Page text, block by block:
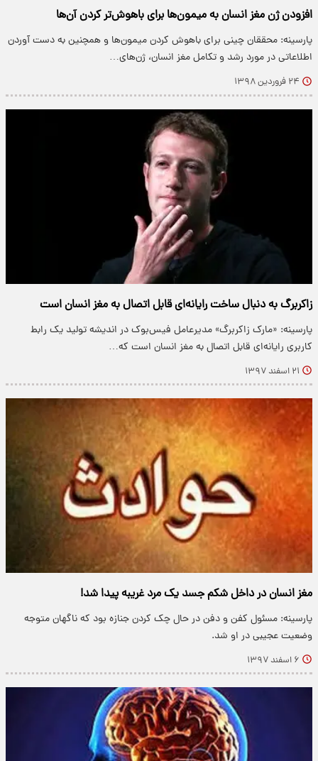
افزودن ژن مغز انسان به میمون‌ها برای باهوش‌تر کردن آن‌ها
پارسینه: محققان چینی برای باهوش کردن میمون‌ها و همچنین به دست آوردن
اطلاعاتی در مورد رشد و تکامل مغز انسان، ژن‌های…
۲۴ فروردین ۱۳۹۸
زاکربرگ به دنبال ساخت رایانه‌ای قابل اتصال به مغز انسان است
پارسینه: «مارک زاکربرگ» مدیرعامل فیس‌بوک در اندیشه تولید یک رابط
کاربری رایانه‌ای قابل اتصال به مغز انسان است که…
۲۱ اسفند ۱۳۹۷
مغز انسان در داخل شکم جسد یک مرد غریبه پیدا شد!
پارسینه: مسئول کفن و دفن در حال چک کردن جنازه بود که ناگهان متوجه
وضعیت عجیبی در او شد.
۶ اسفند ۱۳۹۷